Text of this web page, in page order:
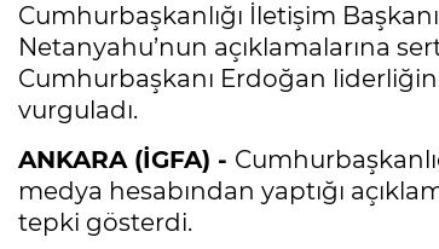
Cumhurbaşkanlığı İletişim
Netanyahu’nun açıklamalarına
Cumhurbaşkanı Erdoğan
vurguladı.
ANKARA (İGFA) -
medya hesabından yaptığı
tepki gösterdi.